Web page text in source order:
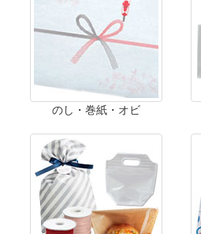
のし・巻紙・オビ